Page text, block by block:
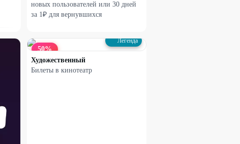
новых пользователей или 30 дней
за 1₽ для вернувшихся
50%
Легенда
Художественный
Билеты в кинотеатр